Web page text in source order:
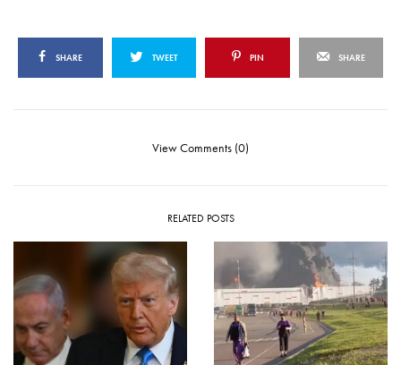
SHARE TWEET PIN SHARE
View Comments (0)
RELATED POSTS